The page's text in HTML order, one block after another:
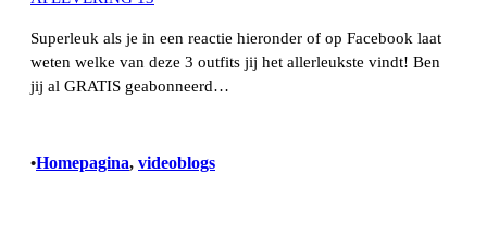
Superleuk als je in een reactie hieronder of op Facebook laat
weten welke van deze 3 outfits jij het allerleukste vindt! Ben
jij al GRATIS geabonneerd…
•Homepagina, videoblogs